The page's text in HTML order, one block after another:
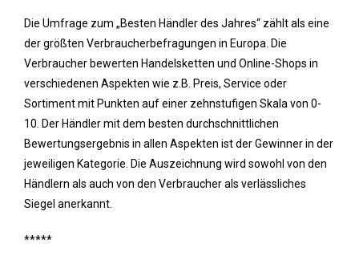
Die Umfrage zum „Besten Händler des Jahres“ zählt als eine
der größten Verbraucherbefragungen in Europa. Die
Verbraucher bewerten Handelsketten und Online-Shops in
verschiedenen Aspekten wie z.B. Preis, Service oder
Sortiment mit Punkten auf einer zehnstufigen Skala von 0-
10. Der Händler mit dem besten durchschnittlichen
Bewertungsergebnis in allen Aspekten ist der Gewinner in der
jeweiligen Kategorie. Die Auszeichnung wird sowohl von den
Händlern als auch von den Verbraucher als verlässliches
Siegel anerkannt.
*****